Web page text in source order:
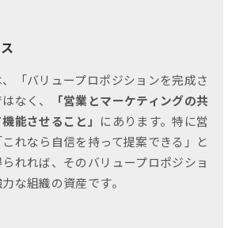
「バリュープロポジションを完成さ
なく、
「営業とマーケティングの共
能させること」 にあります。特に営
れなら自信を持って提案できる」と
れれば、そのバリュープロポジショ
な組織の資産です。